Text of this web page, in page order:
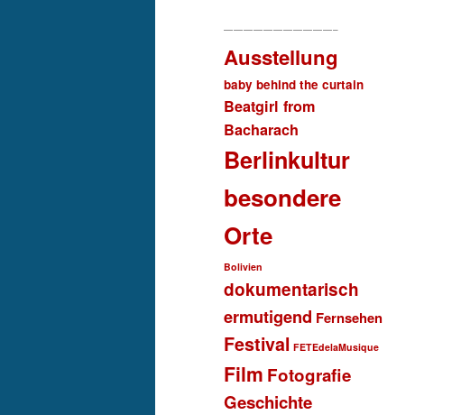
———————————–
Ausstellung
baby behind the curtain
Beatgirl from
Bacharach
Berlinkultur
besondere
Orte
Bolivien
dokumentarisch
ermutigend Fernsehen
Festival FETEdelaMusique
Film Fotografie
Geschichte